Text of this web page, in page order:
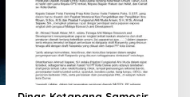
dan Dukung UMKM